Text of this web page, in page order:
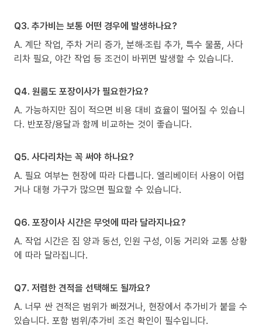
Q3. 추가비는 보통 어떤 경우에 발생하나요?
A. 계단 작업, 주차 거리 증가, 분해·조립 추가, 특수 물품, 사다
리차 필요, 야간 작업 등 조건이 바뀌면 발생할 수 있습니다.
Q4. 원룸도 포장이사가 필요한가요?
A. 가능하지만 짐이 적으면 비용 대비 효율이 떨어질 수 있습니
다. 반포장/용달과 함께 비교하는 것이 좋습니다.
Q5. 사다리차는 꼭 써야 하나요?
A. 필요 여부는 현장에 따라 다릅니다. 엘리베이터 사용이 어렵
거나 대형 가구가 많으면 필요할 수 있습니다.
Q6. 포장이사 시간은 무엇에 따라 달라지나요?
A. 작업 시간은 짐 양과 동선, 인원 구성, 이동 거리와 교통 상황
에 따라 달라집니다.
Q7. 저렴한 견적을 선택해도 될까요?
A. 너무 싼 견적은 범위가 빠졌거나, 현장에서 추가비가 붙을 수
있습니다. 포함 범위/추가비 조건 확인이 필수입니다.